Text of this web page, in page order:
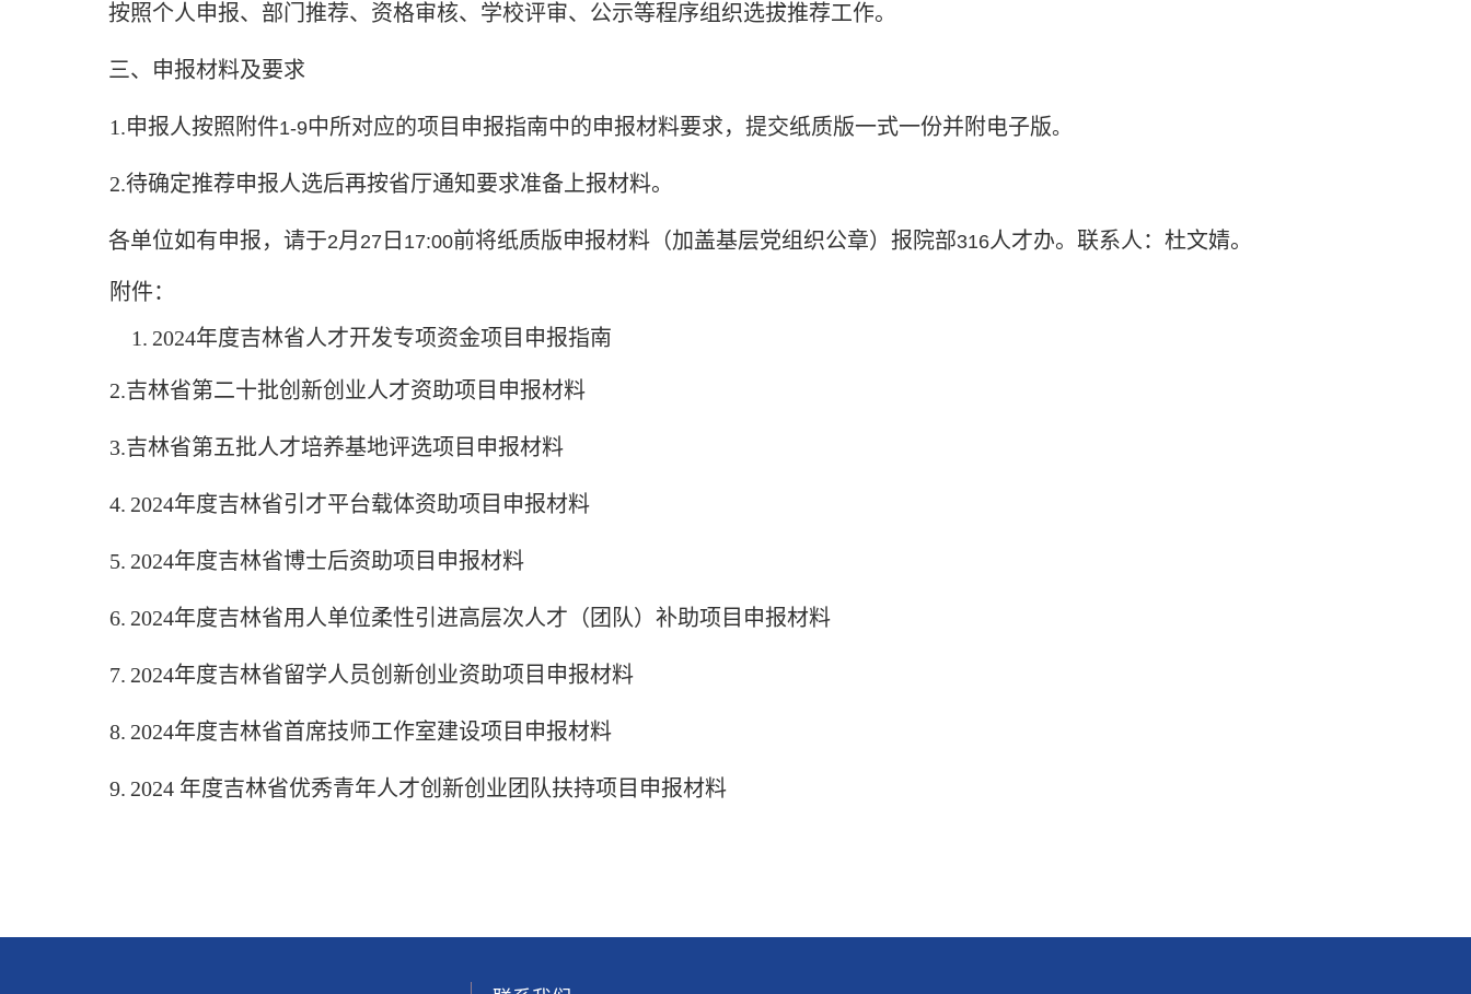
按照个人申报、部门推荐、资格审核、学校评审、公示等程序组织选拔推荐工作。
三、申报材料及要求
1.申报人按照附件1-9中所对应的项目申报指南中的申报材料要求，提交纸质版一式一份并附电子版。
2.待确定推荐申报人选后再按省厅通知要求准备上报材料。
各单位如有申报，请于2月 27 日 17:00前将纸质版申报材料（加盖基层党组织公章）报院部316人才办。联系人：杜文婧。
附件：
1. 2024年度吉林省人才开发专项资金项目申报指南
2.吉林省第二十批创新创业人才资助项目申报材料
3.吉林省第五批人才培养基地评选项目申报材料
4. 2024年度吉林省引才平台载体资助项目申报材料
5. 2024年度吉林省博士后资助项目申报材料
6. 2024年度吉林省用人单位柔性引进高层次人才（团队）补助项目申报材料
7. 2024年度吉林省留学人员创新创业资助项目申报材料
8. 2024年度吉林省首席技师工作室建设项目申报材料
9. 2024 年度吉林省优秀青年人才创新创业团队扶持项目申报材料